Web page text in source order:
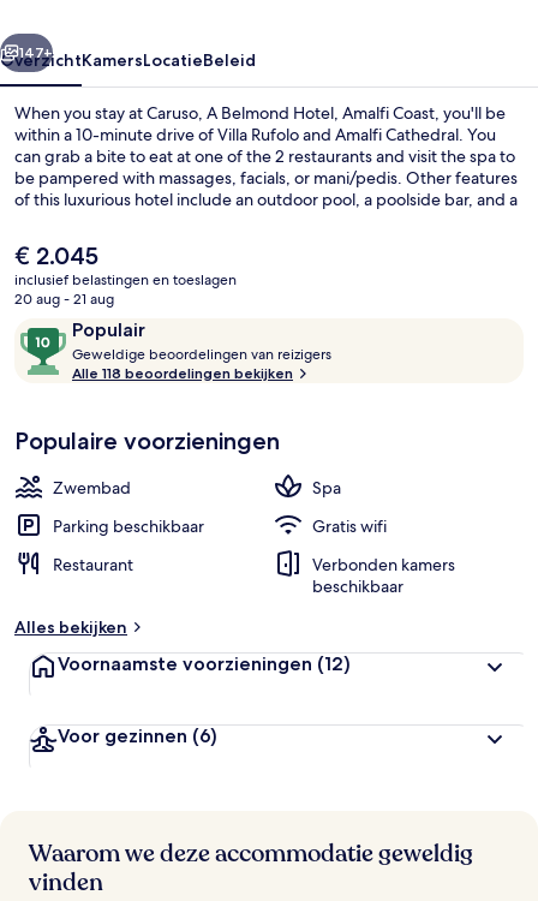
Volgende
147+
OverzichtKamersLocatieBeleid
When you stay at Caruso, A Belmond Hotel, Amalfi Coast, you'll be
within a 10-minute drive of Villa Rufolo and Amalfi Cathedral. You
can grab a bite to eat at one of the 2 restaurants and visit the spa to
be pampered with massages, facials, or mani/pedis. Other features
of this luxurious hotel include an outdoor pool, a poolside bar, and a
De
huidige
prijs
€ 2.045
€ 2.045
inclusief belastingen en toeslagen
20 aug - 21 aug
Beoordelingen
Populair
10
van
10,
Geweldige beoordelingen van reizigers
i
e
b
e
r
d
l
Alle 118 beoordelingen bekijken
Populaire voorzieningen
Zwembad
Spa
Parking beschikbaar
Gratis wifi
Restaurant
Verbonden kamers
beschikbaar
Alles bekijken
Voornaamste voorzieningen (12)
Voor gezinnen (6)
Waarom we deze accommodatie geweldig
vinden